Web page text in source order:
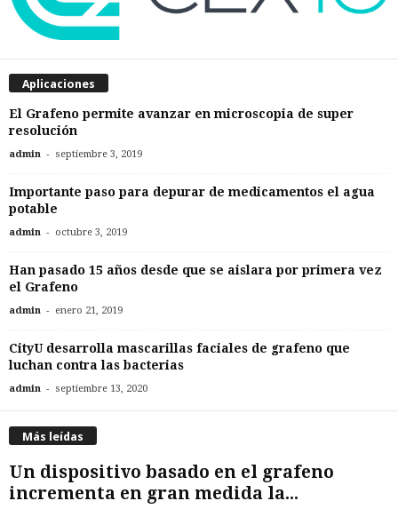
Aplicaciones
El Grafeno permite avanzar en microscopia de super
resolución
admin - septiembre 3, 2019
Importante paso para depurar de medicamentos el agua
potable
admin - octubre 3, 2019
Han pasado 15 años desde que se aislara por primera vez
el Grafeno
admin - enero 21, 2019
CityU desarrolla mascarillas faciales de grafeno que
luchan contra las bacterias
admin - septiembre 13, 2020
Más leídas
Un dispositivo basado en el grafeno
incrementa en gran medida la...